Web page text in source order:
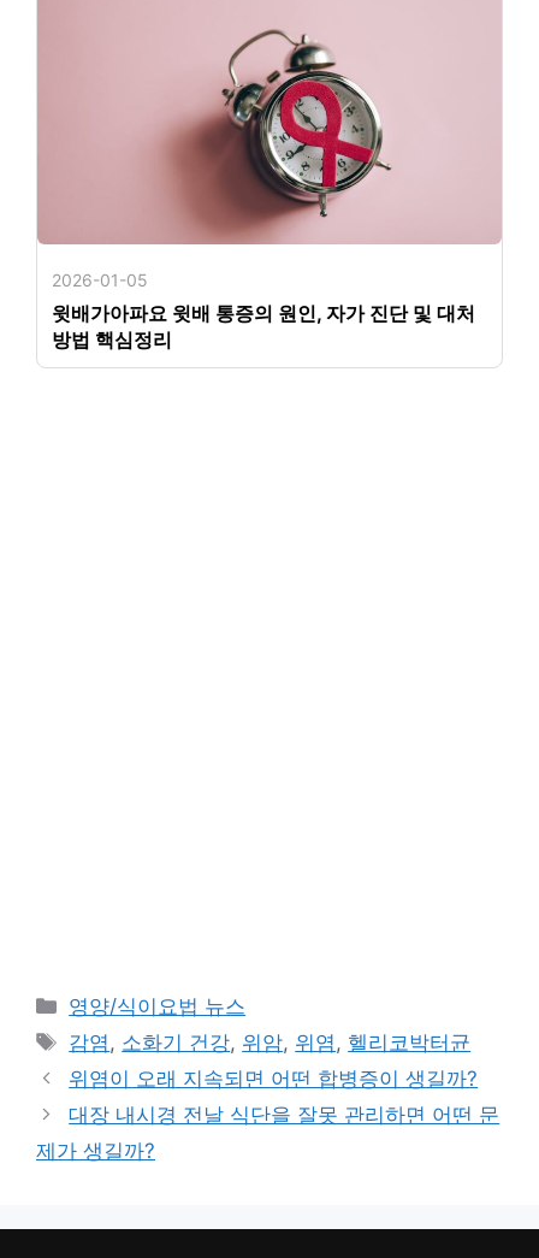
2026-01-05
윗배가아파요 윗배 통증의 원인, 자가 진단 및 대처
방법 핵심정리
카
테
리
영양/식이요법 뉴스
태
그
감염, 소화기 건강, 위암, 위염, 헬리코박터균
위염이 오래 지속되면 어떤 합병증이 생길까?
대장 내시경 전날 식단을 잘못 관리하면 어떤 문
제가 생길까?